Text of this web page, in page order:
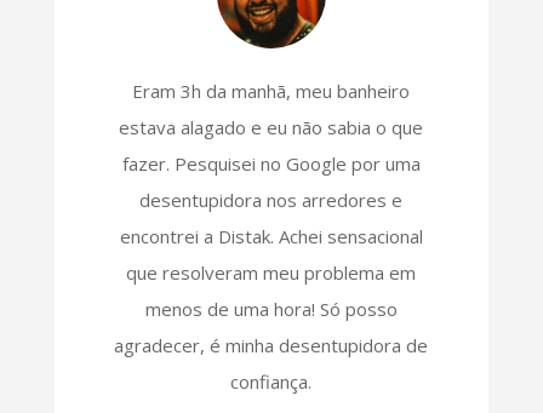
Eram 3h da manhã, meu banheiro
estava alagado e eu não sabia o que
fazer. Pesquisei no Google por uma
desentupidora nos arredores e
encontrei a Distak. Achei sensacional
que resolveram meu problema em
menos de uma hora! Só posso
agradecer, é minha desentupidora de
confiança.